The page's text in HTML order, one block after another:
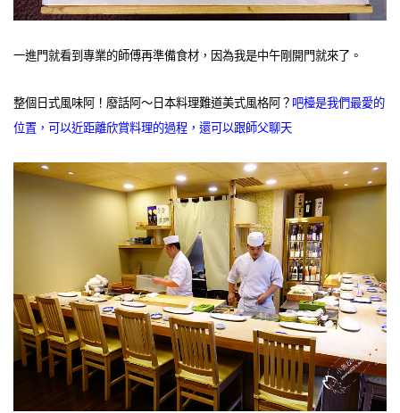
一進門就看到專業的師傅再準備食材，因為我是中午剛開門就來了。
整個日式風味阿！廢話阿～日本料理難道美式風格阿？ 吧檯是我們最愛的
位置，可以近距離欣賞料理的過程，還可以跟師父聊天